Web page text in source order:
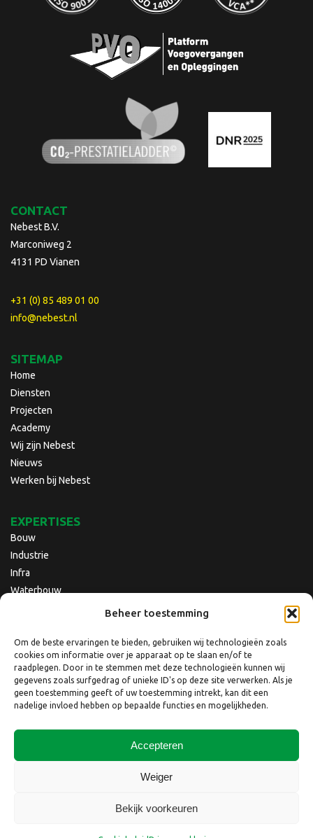
Beheer toestemming
Om de beste ervaringen te bieden, gebruiken wij technologieën zoals
cookies om informatie over je apparaat op te slaan en/of te
raadplegen. Door in te stemmen met deze technologieën kunnen wij
gegevens zoals surfgedrag of unieke ID's op deze site verwerken. Als je
geen toestemming geeft of uw toestemming intrekt, kan dit een
nadelige invloed hebben op bepaalde functies en mogelijkheden.
Accepteren
Weiger
Bekijk voorkeuren
CONTACT
Nebest B.V.
Marconiweg 2
4131 PD Vianen
+31 (0) 85 489 01 00
info@nebest.nl
SITEMAP
Home
Diensten
Projecten
Academy
Wij zijn Nebest
Nieuws
Werken bij Nebest
EXPERTISES
Bouw
Industrie
Infra
Waterbouw
Copyright © 2026 Nebest B.V.
Privacyverklaring
Cookiebeleid
Klacht indienen